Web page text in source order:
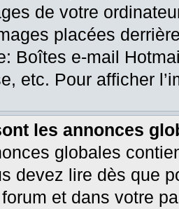
de votre
placées
Boîtes e-mail
etc. Pour afficher
les annonces
globales
devez lire dès que
et dans votre